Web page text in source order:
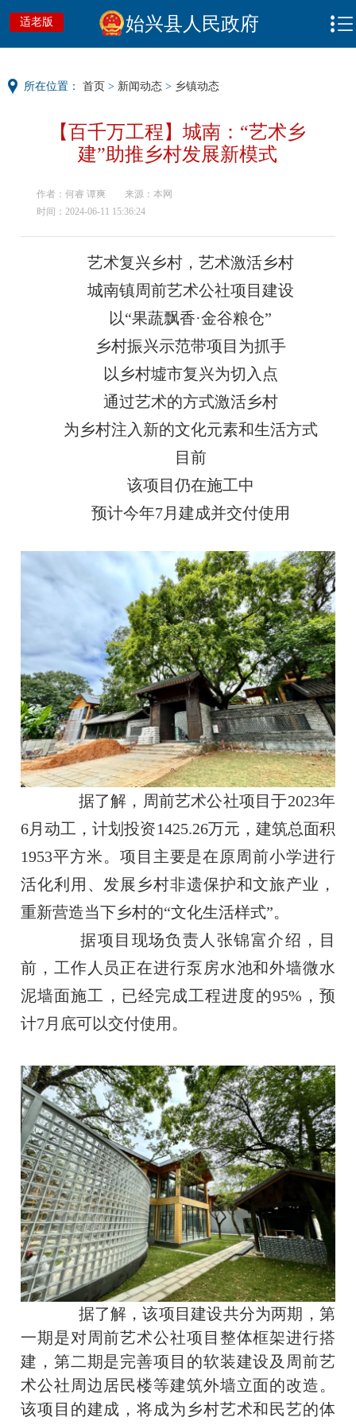
适老版 始兴县人民政府
所在位置： 首页 > 新闻动态 > 乡镇动态
【百千万工程】城南：“艺术乡
建”助推乡村发展新模式
作者：何睿 谭爽
来源：本网
时间：2024-06-11 15:36:24
艺术复兴乡村，艺术激活乡村
城南镇周前艺术公社项目建设
以“果蔬飘香·金谷粮仓”
乡村振兴示范带项目为抓手
以乡村墟市复兴为切入点
通过艺术的方式激活乡村
为乡村注入新的文化元素和生活方式
目前
该项目仍在施工中
预计今年7月建成并交付使用
据了解，周前艺术公社项目于2023年
6月动工，计划投资1425.26万元，建筑总面积
1953平方米。项目主要是在原周前小学进行
活化利用、发展乡村非遗保护和文旅产业，
重新营造当下乡村的“文化生活样式”。
据项目现场负责人张锦富介绍，目
前，工作人员正在进行泵房水池和外墙微水
泥墙面施工，已经完成工程进度的95%，预
计7月底可以交付使用。
据了解，该项目建设共分为两期，第
一期是对周前艺术公社项目整体框架进行搭
建，第二期是完善项目的软装建设及周前艺
术公社周边居民楼等建筑外墙立面的改造。
该项目的建成，将成为乡村艺术和民艺的体